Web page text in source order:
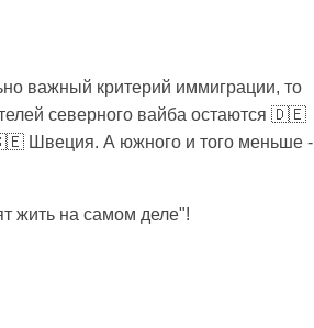
важный критерий иммиграции, то
северного вайба остаются 🇩🇪
Швеция. А южного и того меньше -
жить на самом деле"!